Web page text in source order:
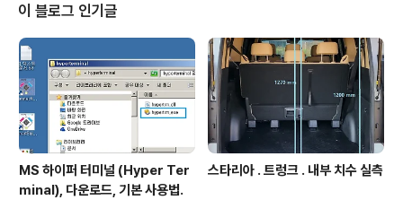
이 블로그 인기글
MS 하이퍼 터미널 (Hyper Ter
minal), 다운로드, 기본 사용법.
스타리아 . 트렁크 . 내부 치수 실측